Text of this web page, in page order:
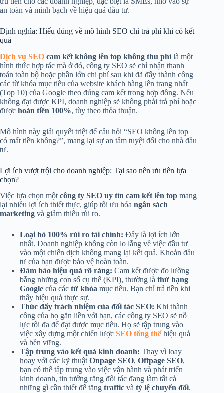
an toàn và minh bạch về hiệu quả đầu tư.
Định nghĩa: Hiểu đúng về mô hình SEO chỉ trả phí khi có kết
quả
Dịch vụ SEO cam kết không lên top không thu phílà một
hình thức hợp tác mà ở đó, công ty SEO sẽ chỉ nhận thanh
toán toàn bộ hoặc phần lớn chi phí sau khi đã đẩy thành công
các từ khóa mục tiêu của website khách hàng lên trang nhất
(Top 10) của Google theo đúng cam kết trong hợp đồng. Nếu
không đạt được KPI, doanh nghiệp sẽ không phải trả phí hoặc
được hoàn tiền 100%, tùy theo thỏa thuận.
Mô hình này giải quyết triệt để câu hỏi “SEO không lên top
có mất tiền không?”, mang lại sự an tâm tuyệt đối cho nhà đầu
tư.
Lợi ích vượt trội cho doanh nghiệp: Tại sao nên ưu tiên lựa
chọn?
Việc lựa chọn một công ty SEO uy tín cam kết lên top mang
lại nhiều lợi ích thiết thực, giúp tối ưu hóa ngân sách
marketing và giảm thiểu rủi ro.
Loại bỏ 100% rủi ro tài chính: Đây là lợi ích lớn
nhất. Doanh nghiệp không còn lo lắng về việc đầu tư
vào một chiến dịch không mang lại kết quả. Khoản đầu
tư của bạn được bảo vệ hoàn toàn.
Đảm bảo hiệu quả rõ ràng: Cam kết được đo lường
bằng những con số cụ thể (KPI), thường là thứ hạng
Google của các từ khóa mục tiêu. Bạn chỉ trả tiền khi
thấy hiệu quả thực sự.
Thúc đẩy trách nhiệm của đối tác SEO: Khi thành
công của họ gắn liền với bạn, các công ty SEO sẽ nỗ
lực tối đa để đạt được mục tiêu. Họ sẽ tập trung vào
việc xây dựng một chiến lược SEO tổng thểhiệu quả
và bền vững.
Tập trung vào kết quả kinh doanh: Thay vì loay
hoay với các kỹ thuật Onpage SEO, Offpage SEO,
bạn có thể tập trung vào việc vận hành và phát triển
kinh doanh, tin tưởng rằng đối tác đang làm tất cả
những gì cần thiết để tăng traffic và tỷ lệ chuyển đổi.